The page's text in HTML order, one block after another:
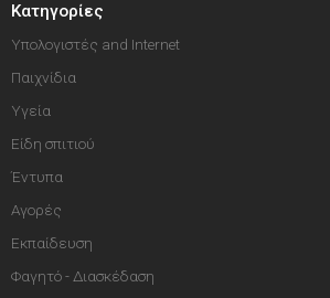
Κατηγορίες
Υπολογιστές and Internet
Παιχνίδια
Υγεία
Είδη σπιτιού
Έντυπα
Αγορές
Εκπαίδευση
Φαγητό - Διασκέδαση